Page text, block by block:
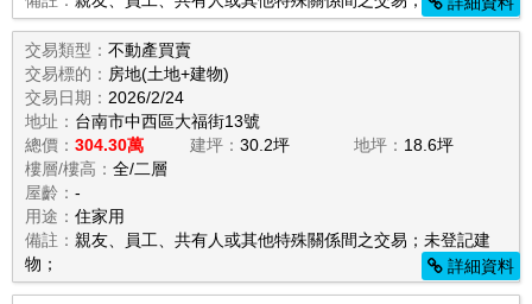
交易類型： 不動產買賣
交易標的： 房地(土地+建物)
交易日期： 2026/2/24
地址： 台南市中西區大福街13號
總價： 304.30萬 建坪： 30.2坪 地坪： 18.6坪
樓層/樓高： 全/二層
屋齡： -
用途： 住家用
備註： 親友、員工、共有人或其他特殊關係間之交易；未登記建
物；
詳細資料